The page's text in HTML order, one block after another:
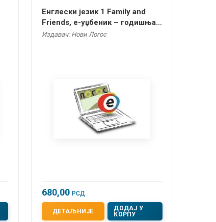
Енглески језик 1 Family and
Friends, е-уџбеник – годишња
претплата
Издавач: Нови Логос
680,00 РСД
ДЕТАЉНИЈЕ
ДОДАЈ У
КОРПУ